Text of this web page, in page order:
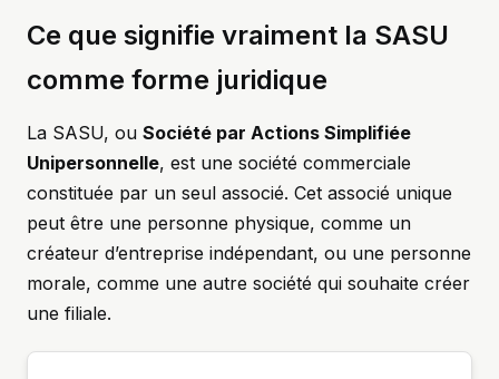
Ce que signifie vraiment la SASU
comme forme juridique
La SASU, ou Société par Actions Simplifiée
Unipersonnelle, est une société commerciale
constituée par un seul associé. Cet associé unique
peut être une personne physique, comme un
créateur d’entreprise indépendant, ou une personne
morale, comme une autre société qui souhaite créer
une filiale.